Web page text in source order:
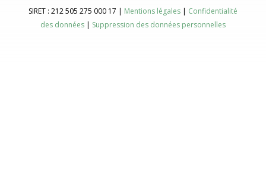
SIRET : 212 505 275 000 17 | Mentions légales | Confidentialité
des données | Suppression des données personnelles